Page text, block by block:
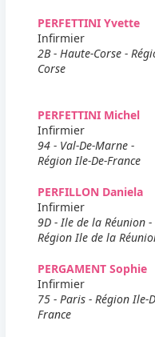
PERFETTINI Yvette
Infirmier
2B - Haute-Corse -
Corse
PERFETTINI Michel
Infirmier
94 - Val-De-Marne -
Région Ile-De-France
PERFILLON Daniela
Infirmier
9D - Ile de la Réunion -
Région Ile de la
PERGAMENT Sophie
Infirmier
75 - Paris - Région Ile-
France